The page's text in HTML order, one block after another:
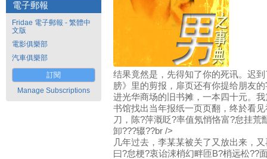
電子郵報
Fridae 電子郵報 - 繁體中
文版
電影俱樂部
汽車俱樂部
訂閱
Manage Subscriptions
结果竟然是，先得知了你的死讯。迟
膀》里的剪报，扉页还有你提给朋友
进光华商场的旧书摊，一本四十元。
书馆找出当年报纸一页页翻，终於看
刀，陈?萍溉眨?率值氖悄恪富?怠挂荒
卸???辍??br />
几年过去，李某某被关了又放出来，
曰?怠梗?衷诒涑梢幻畔匝В?梢远松??